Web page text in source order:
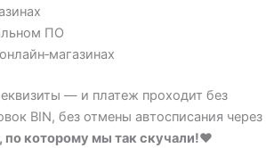
ПО
— и платеж проходит без
BIN, без отмены автосписания через
по которому мы так скучали!❤️